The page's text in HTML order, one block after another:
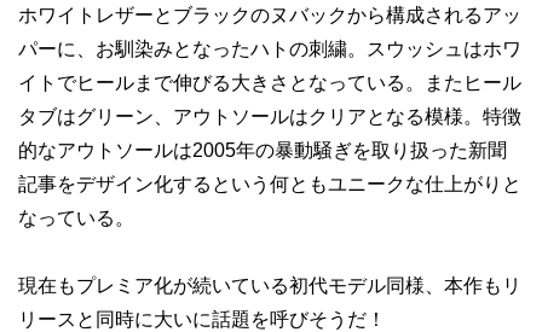
ホワイトレザーとブラックのヌバックから構成されるアッ
パーに、お馴染みとなったハトの刺繍。スウッシュはホワ
イトでヒールまで伸びる大きさとなっている。またヒール
タブはグリーン、アウトソールはクリアとなる模様。特徴
的なアウトソールは2005年の暴動騒ぎを取り扱った新聞
記事をデザイン化するという何ともユニークな仕上がりと
なっている。
現在もプレミア化が続いている初代モデル同様、本作もリ
リースと同時に大いに話題を呼びそうだ！